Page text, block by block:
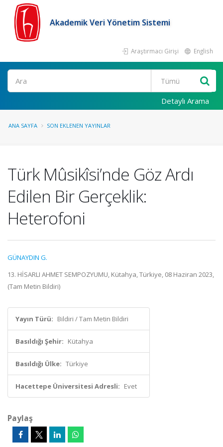
Akademik Veri Yönetim Sistemi
Araştırmacı Girişi English
Ara
Detaylı Arama
ANA SAYFA SON EKLENEN YAYINLAR
Türk Mûsikîsi’nde Göz Ardı
Edilen Bir Gerçeklik:
Heterofoni
GÜNAYDIN G.
13. HİSARLI AHMET SEMPOZYUMU, Kütahya, Türkiye, 08 Haziran 2023,
(Tam Metin Bildiri)
Yayın Türü: Bildiri / Tam Metin Bildiri
Basıldığı Şehir: Kütahya
Basıldığı Ülke: Türkiye
Hacettepe Üniversitesi Adresli: Evet
Paylaş